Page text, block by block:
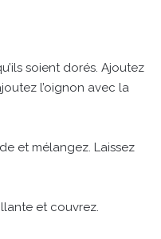
soient dorés. Ajoutez
l’oignon avec la
et mélangez. Laissez
et couvrez.